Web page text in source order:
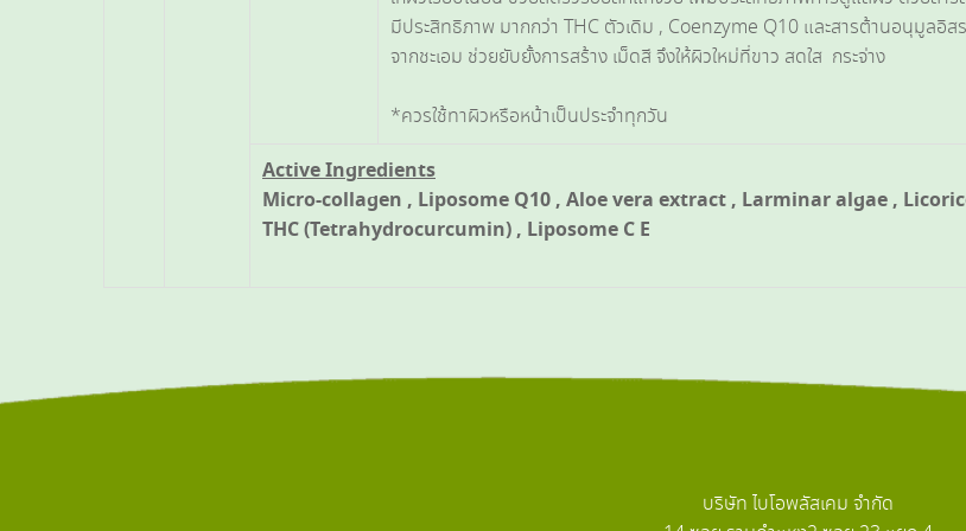
มีประสิทธิภาพ มากกว่า THC ตัวเดิม , Coenzyme Q10 และสารต้านอนุมูลอิ
จากชะเอม ช่วยยับยั้งการสร้าง เม็ดสี จึงให้ผิวใหม่ที่ขาว สดใส กระจ่าง
*ควรใช้ทาผิวหรือหน้าเป็นประจำทุกวัน
Active Ingredients
Micro-collagen , Liposome Q10 , Aloe vera extract , Larminar algae ,
THC (Tetrahydrocurcumin) , Liposome C E
บริษัท ไบโอพลัสเคม จำกัด